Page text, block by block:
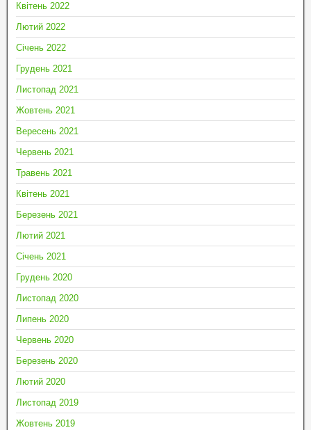
Квітень 2022
Лютий 2022
Січень 2022
Грудень 2021
Листопад 2021
Жовтень 2021
Вересень 2021
Червень 2021
Травень 2021
Квітень 2021
Березень 2021
Лютий 2021
Січень 2021
Грудень 2020
Листопад 2020
Липень 2020
Червень 2020
Березень 2020
Лютий 2020
Листопад 2019
Жовтень 2019